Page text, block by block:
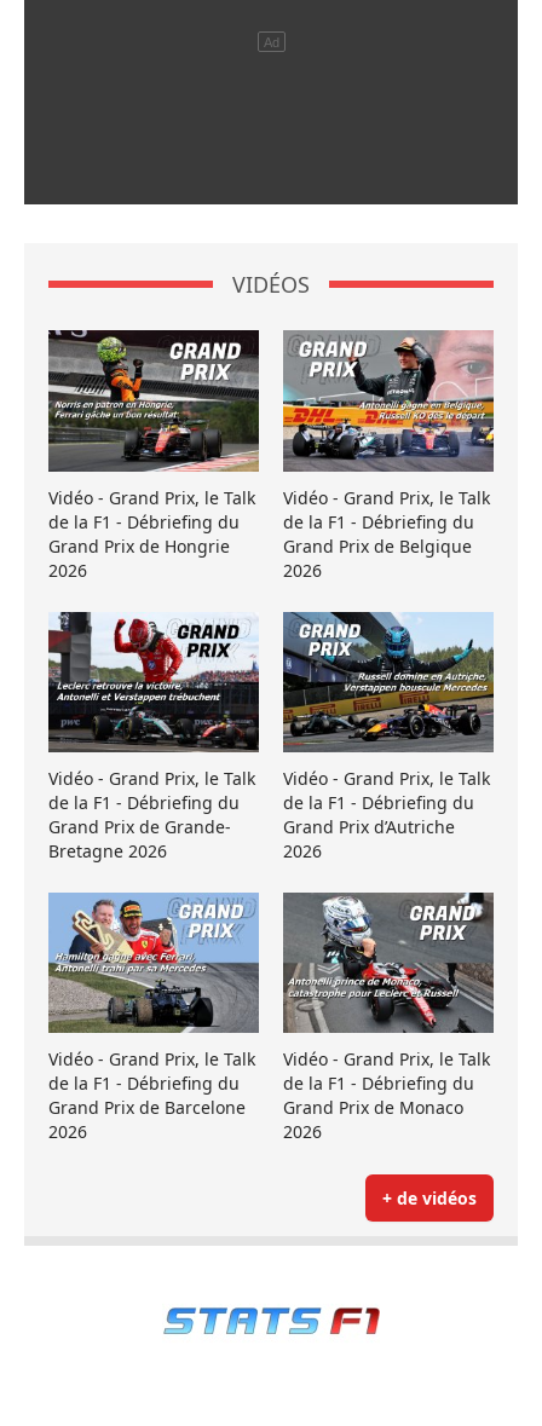
VIDÉOS
Vidéo - Grand Prix, le Talk
de la F1 - Débriefing du
Grand Prix de Hongrie
2026
Vidéo - Grand Prix, le Talk
de la F1 - Débriefing du
Grand Prix de Belgique
2026
Vidéo - Grand Prix, le Talk
de la F1 - Débriefing du
Grand Prix de Grande-
Bretagne 2026
Vidéo - Grand Prix, le Talk
de la F1 - Débriefing du
Grand Prix d’Autriche
2026
Vidéo - Grand Prix, le Talk
de la F1 - Débriefing du
Grand Prix de Barcelone
2026
Vidéo - Grand Prix, le Talk
de la F1 - Débriefing du
Grand Prix de Monaco
2026
+ de vidéos